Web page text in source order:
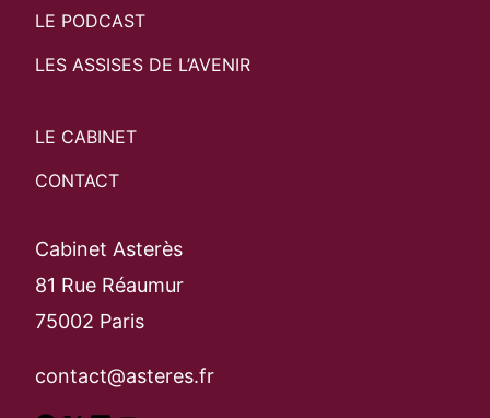
LE PODCAST
LES ASSISES DE L’AVENIR
LE CABINET
CONTACT
Cabinet Asterès
81 Rue Réaumur
75002 Paris
contact@asteres.fr